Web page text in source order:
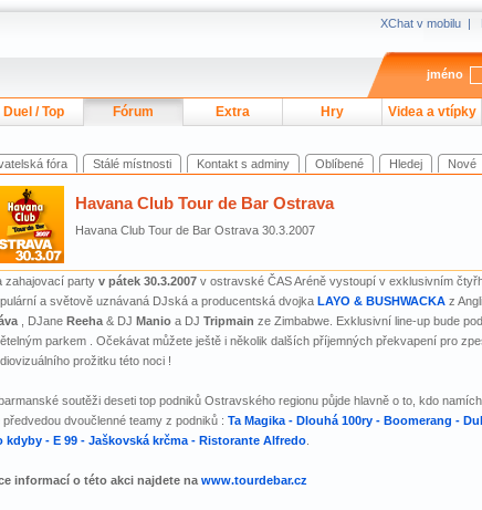
XChat v mobilu|
jméno
Duel / Top Fórum Extra Hry Videa a vtípky
fóra Stálé místnosti Kontakt s adminy Oblíbené Hledej Nové
Havana Club Tour de Bar Ostrava
Havana Club Tour de Bar Ostrava 30.3.2007
zahajovací party v pátek 30.3.2007v ostravské ČAS Aréně vystoupí v exklusivním
a světově uznávaná DJská a producentská dvojka LAYO & BUSHWACKAz
, DJane Reeha& DJ Manioa DJ Tripmain ze Zimbabwe. Exklusivní line-up bude
parkem . Očekávat můžete ještě i několik dalších příjemných překvapení pro
prožitku této noci !
soutěži deseti top podniků Ostravského regionu půjde hlavně o to, kdo
předvedou dvoučlenné teamy z podniků : Ta Magika - Dlouhá 100ry - Boomerang -
kdyby - E 99 - Jaškovská krčma - Ristorante Alfredo.
informací o této akci najdete na www.tourdebar.cz